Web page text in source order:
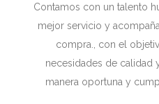
Contamos con un talento
mejor servicio y
compra., con el
necesidades de calidad
manera oportuna y